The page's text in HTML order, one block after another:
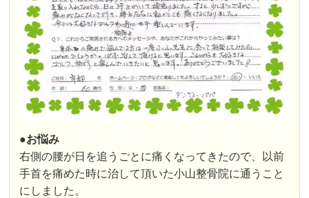
●お悩み
右側の腰が日を追うごとに痛くなってきたので、以前
手首を痛めた時に治して頂いた小山整骨院に通うこと
にしました。